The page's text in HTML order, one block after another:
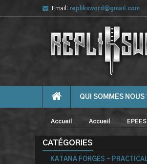
Email: repliksword@gmail.com
QUI SOMMES NOUS
Accueil Accueil
CATÉGORIES
KATANA FORGES -